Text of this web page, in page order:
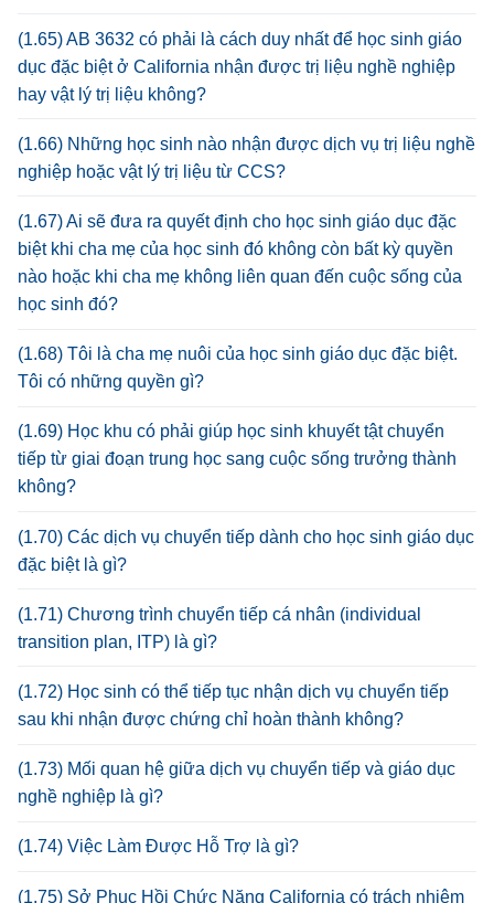
(1.65) AB 3632 có phải là cách duy nhất để học sinh giáo
dục đặc biệt ở California nhận được trị liệu nghề nghiệp
hay vật lý trị liệu không?
(1.66) Những học sinh nào nhận được dịch vụ trị liệu nghề
nghiệp hoặc vật lý trị liệu từ CCS?
(1.67) Ai sẽ đưa ra quyết định cho học sinh giáo dục đặc
biệt khi cha mẹ của học sinh đó không còn bất kỳ quyền
nào hoặc khi cha mẹ không liên quan đến cuộc sống của
học sinh đó?
(1.68) Tôi là cha mẹ nuôi của học sinh giáo dục đặc biệt.
Tôi có những quyền gì?
(1.69) Học khu có phải giúp học sinh khuyết tật chuyển
tiếp từ giai đoạn trung học sang cuộc sống trưởng thành
không?
(1.70) Các dịch vụ chuyển tiếp dành cho học sinh giáo dục
đặc biệt là gì?
(1.71) Chương trình chuyển tiếp cá nhân (individual
transition plan, ITP) là gì?
(1.72) Học sinh có thể tiếp tục nhận dịch vụ chuyển tiếp
sau khi nhận được chứng chỉ hoàn thành không?
(1.73) Mối quan hệ giữa dịch vụ chuyển tiếp và giáo dục
nghề nghiệp là gì?
(1.74) Việc Làm Được Hỗ Trợ là gì?
(1.75) Sở Phục Hồi Chức Năng California có trách nhiệm